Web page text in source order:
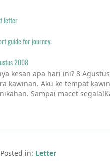
letter
guide for journey.
2008
kesan apa hari ini? 8
kawinan. Aku ke tempat
Sampai macet
Posted in: Letter